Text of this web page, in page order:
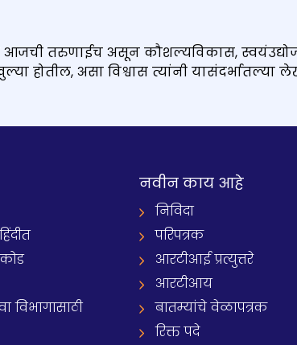
आजची तरुणाईच असून कौशल्यविकास,
होतील, असा विश्वास त्यांनी यासंदर्भातल्या
विभागासाठी
नवीन काय आहे
निविदा
परिपत्रक
आरटीआई प्रत्युत्तरे
आरटीआय
बातम्यांचे वेळापत्रक
रिक्त पदे